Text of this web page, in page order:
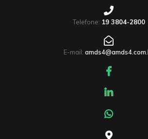
Telefone: 19 3804-2800
E-mail: